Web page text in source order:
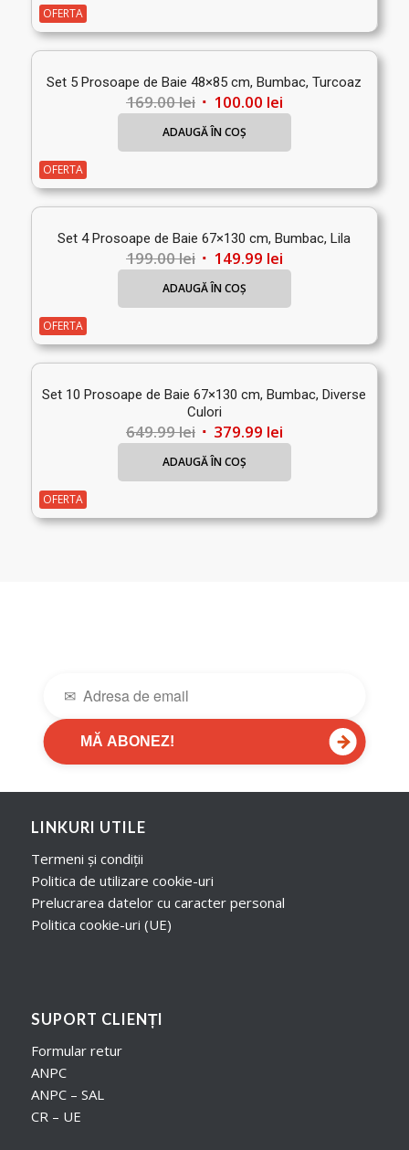
169.00 lei.
OFERTA
Set 5 Prosoape de Baie 48×85 cm, Bumbac, Turcoaz
169.00lei Prețul
inițial
169.00 lei.
100.00 leiPrețul
curent
este:
ADAUGĂ ÎN COȘ
OFERTA
Set 4 Prosoape de Baie 67×130 cm, Bumbac, Lila
199.00lei Prețul
inițial
199.00 lei.
149.99 leiPrețul
curent
este:
ADAUGĂ ÎN COȘ
OFERTA
Set 10 Prosoape de Baie 67×130 cm, Bumbac, Diverse
Culori
649.99lei Prețul
inițial
649.99 lei.
379.99 leiPrețul
curent
este:
ADAUGĂ ÎN COȘ
OFERTA
MĂ ABONEZ! →
LINKURI UTILE
Termeni și condiții
Politica de utilizare cookie-uri
Prelucrarea datelor cu caracter personal
Politica cookie-uri (UE)
SUPORT CLIENȚI
Formular retur
ANPC
ANPC – SAL
CR – UE